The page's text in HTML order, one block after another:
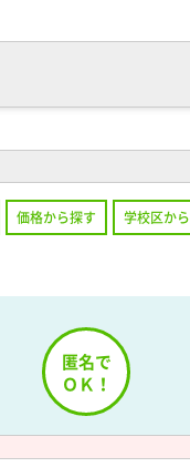
価格から探す 学校区か